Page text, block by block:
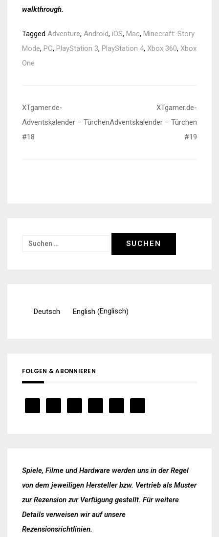
walkthrough.
Tagged Adventure, Android, iOS, Mac, Minecraft: Story
Mode, PC, PlayStation 3, PlayStation 4, Xbox 360, Xbox
One
Beitragsnavigation
XTgamer.de-
Adventskalender – Türchen
#18
XTgamer.de-
Adventskalender – Türchen
#19
Suchen
Deutsch English (Englisch)
FOLGEN & ABONNIEREN
Spiele, Filme und Hardware werden uns in der Regel
von dem jeweiligen Hersteller bzw. Vertrieb als Muster
zur Rezension zur Verfügung gestellt. Für weitere
Details verweisen wir auf unsere
Rezensionsrichtlinien.